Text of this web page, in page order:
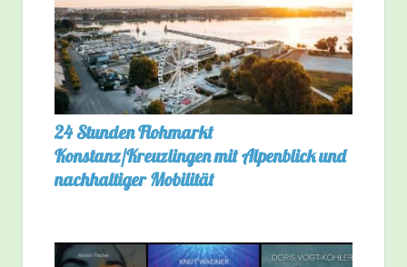
24 Stunden Flohmarkt
Konstanz/Kreuzlingen mit Alpenblick und
nachhaltiger Mobilität